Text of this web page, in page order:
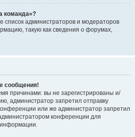
команда»?
список администраторов и модераторов
такую как сведения о форумах,
сообщения!
причинами: вы не зарегистрированы и/
администратор запретил отправку
или же администратор запретил
конференции для